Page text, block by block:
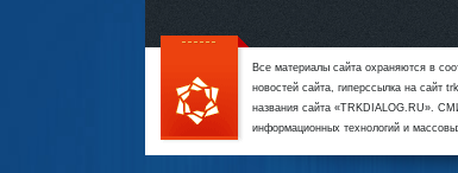
111
Все материалы сайта охраняются в
новостей сайта, гиперссылка на сайт
названия сайта «TRKDIALOG.RU».
информационных технологий и